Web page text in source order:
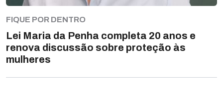
FIQUE POR DENTRO
Lei Maria da Penha completa 20 anos e
renova discussão sobre proteção às
mulheres